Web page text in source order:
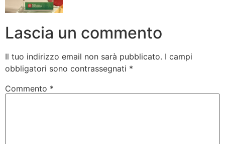
Lascia un commento
Il tuo indirizzo email non sarà pubblicato. I campi
obbligatori sono contrassegnati *
Commento *